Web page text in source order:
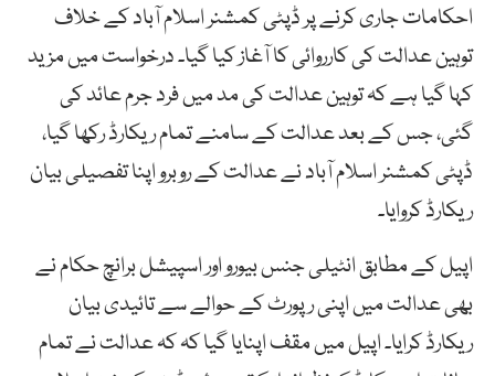
احکامات جاری کرنے پر ڈپٹی کمشنر اسلام آباد کے خلاف
توہین عدالت کی کارروائی کا آغاز کیا گیا۔ درخواست میں مزید
کہا گیا ہے کہ توہین عدالت کی مد میں فرد جرم عائد کی
گئی، جس کے بعد عدالت کے سامنے تمام ریکارڈ رکھا گیا،
ڈپٹی کمشنر اسلام آباد نے عدالت کے روبرو اپنا تفصیلی بیان
ریکارڈ کروایا۔
اپیل کے مطابق انٹیلی جنس بیورو اور اسپیشل برانچ حکام نے
بھی عدالت میں اپنی رپورٹ کے حوالے سے تائیدی بیان
ریکارڈ کرایا۔ اپیل میں مقف اپنایا گیا کہ کہ عدالت نے تمام